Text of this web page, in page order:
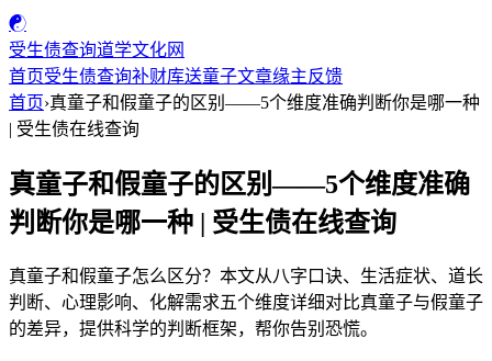
☯
受生债查询道学文化网
首页受生债查询补财库送童子文章缘主反馈
首页›真童子和假童子的区别——5个维度准确判断你是哪一种
| 受生债在线查询
真童子和假童子的区别——5个维度准确
判断你是哪一种 | 受生债在线查询
真童子和假童子怎么区分？本文从八字口诀、生活症状、道长
判断、心理影响、化解需求五个维度详细对比真童子与假童子
的差异，提供科学的判断框架，帮你告别恐慌。